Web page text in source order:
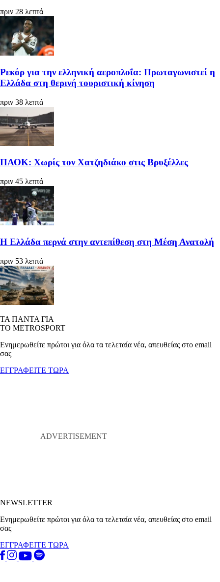
πριν 28 λεπτά
Ρεκόρ για την ελληνική αεροπλοΐα: Πρωταγωνιστεί η
Ελλάδα στη θερινή τουριστική κίνηση
πριν 38 λεπτά
ΠΑΟΚ: Χωρίς τον Χατζηδιάκο στις Βρυξέλλες
πριν 45 λεπτά
Η Ελλάδα περνά στην αντεπίθεση στη Μέση Ανατολή
πριν 53 λεπτά
ΤΑ ΠΑΝΤΑ ΓΙΑ
ΤΟ METROSPORT
Ενημερωθείτε πρώτοι για όλα τα τελεταία νέα, απευθείας στο email
σας
ΕΓΓΡΑΦΕΙΤΕ ΤΩΡΑ
NEWSLETTER
Ενημερωθείτε πρώτοι για όλα τα τελεταία νέα, απευθείας στο email
σας
ΕΓΓΡΑΦΕΙΤΕ ΤΩΡΑ